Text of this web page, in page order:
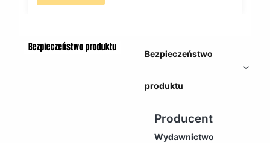
Bezpieczeństwo
produktu
Producent
Wydawnictwo